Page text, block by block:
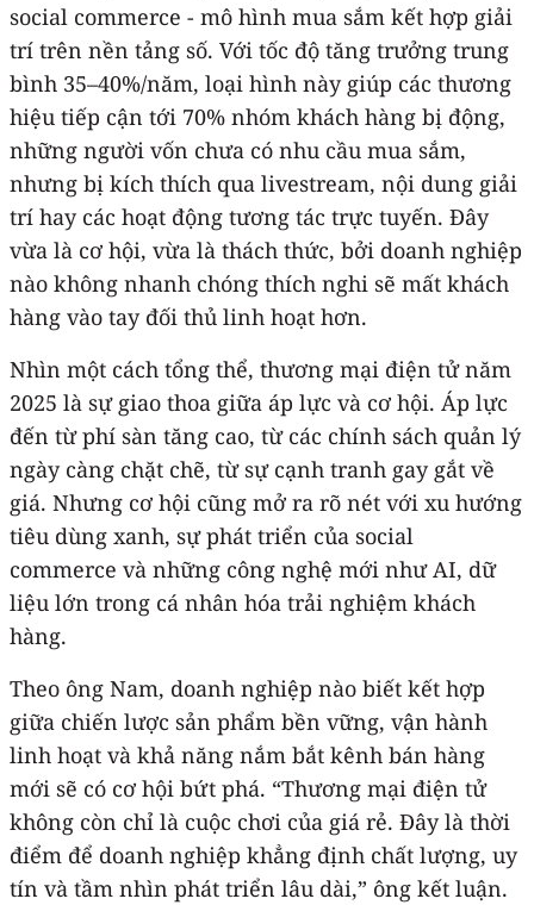
social commerce - mô hình mua sắm kết hợp giải
trí trên nền tảng số. Với tốc độ tăng trưởng trung
bình 35–40%/năm, loại hình này giúp các thương
hiệu tiếp cận tới 70% nhóm khách hàng bị động,
những người vốn chưa có nhu cầu mua sắm,
nhưng bị kích thích qua livestream, nội dung giải
trí hay các hoạt động tương tác trực tuyến. Đây
vừa là cơ hội, vừa là thách thức, bởi doanh nghiệp
nào không nhanh chóng thích nghi sẽ mất khách
hàng vào tay đối thủ linh hoạt hơn.
Nhìn một cách tổng thể, thương mại điện tử năm
2025 là sự giao thoa giữa áp lực và cơ hội. Áp lực
đến từ phí sàn tăng cao, từ các chính sách quản lý
ngày càng chặt chẽ, từ sự cạnh tranh gay gắt về
giá. Nhưng cơ hội cũng mở ra rõ nét với xu hướng
tiêu dùng xanh, sự phát triển của social
commerce và những công nghệ mới như AI, dữ
liệu lớn trong cá nhân hóa trải nghiệm khách
hàng.
Theo ông Nam, doanh nghiệp nào biết kết hợp
giữa chiến lược sản phẩm bền vững, vận hành
linh hoạt và khả năng nắm bắt kênh bán hàng
mới sẽ có cơ hội bứt phá. “Thương mại điện tử
không còn chỉ là cuộc chơi của giá rẻ. Đây là thời
điểm để doanh nghiệp khẳng định chất lượng, uy
tín và tầm nhìn phát triển lâu dài,” ông kết luận.